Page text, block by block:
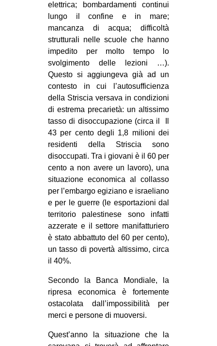
elettrica; bombardamenti continui
lungo il confine e in mare;
mancanza di acqua; difficoltà
strutturali nelle scuole che hanno
impedito per molto tempo lo
svolgimento delle lezioni …).
Questo si aggiungeva già ad un
contesto in cui l’autosufficienza
della Striscia versava in condizioni
di estrema precarietà: un altissimo
tasso di disoccupazione (circa il Il
43 per cento degli 1,8 milioni dei
residenti della Striscia sono
disoccupati. Tra i giovani è il 60 per
cento a non avere un lavoro), una
situazione economica al collasso
per l’embargo egiziano e israeliano
e per le guerre (le esportazioni dal
territorio palestinese sono infatti
azzerate e il settore manifatturiero
è stato abbattuto del 60 per cento),
un tasso di povertà altissimo, circa
il 40%.
Secondo la Banca Mondiale, la
ripresa economica è fortemente
ostacolata dall’impossibilità per
merci e persone di muoversi.
Quest’anno la situazione che la